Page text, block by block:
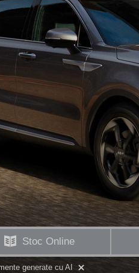
Stoc Online
generate cu AI